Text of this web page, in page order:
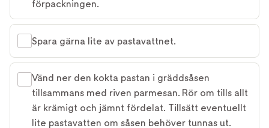
förpackningen.
Spara gärna lite av pastavattnet.
Vänd ner den kokta pastan i gräddsåsen
tillsammans med riven parmesan. Rör om tills allt
är krämigt och jämnt fördelat. Tillsätt eventuellt
lite pastavatten om såsen behöver tunnas ut.